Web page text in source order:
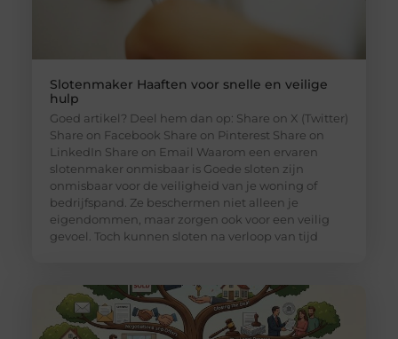
Slotenmaker Haaften voor snelle en veilige
hulp
Goed artikel? Deel hem dan op: Share on X (Twitter)
Share on Facebook Share on Pinterest Share on
LinkedIn Share on Email Waarom een ervaren
slotenmaker onmisbaar is Goede sloten zijn
onmisbaar voor de veiligheid van je woning of
bedrijfspand. Ze beschermen niet alleen je
eigendommen, maar zorgen ook voor een veilig
gevoel. Toch kunnen sloten na verloop van tijd